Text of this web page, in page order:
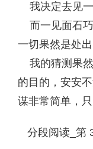
我决定去见一
而一见面石巧
一切果然是处
我的猜测果然
的目的，安安
谋非常简单，
分段阅读_第